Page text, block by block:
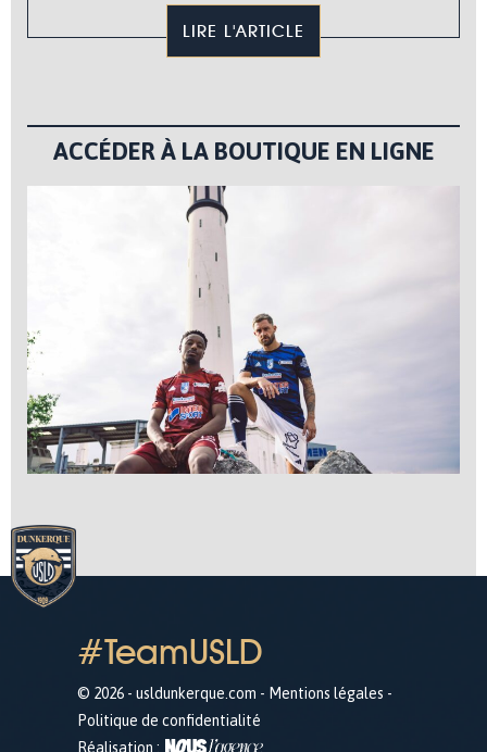
LIRE L'ARTICLE
ACCÉDER À LA BOUTIQUE EN LIGNE
#TeamUSLD
© 2026 - usldunkerque.com - Mentions légales -
Politique de confidentialité
Réalisation :